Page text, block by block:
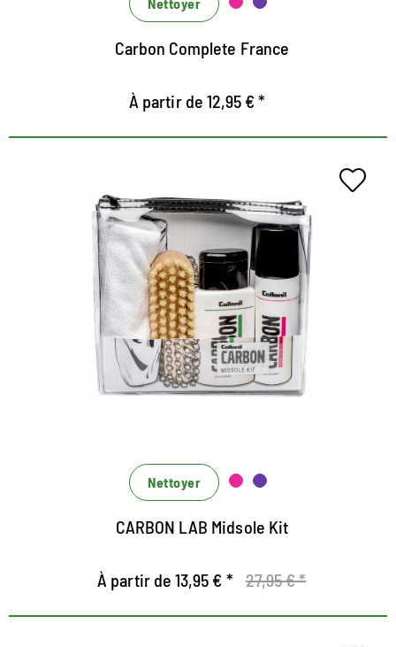
Carbon Complete France
À partir de 12,95 € *
Jeu de soins infirmiers pour la
semelle intermédiaire
Contient le nettoyeur de semelle intermédiaire et le
scellant intermédiaire de la série de laboratoires de
carbone
qu'un bloqueur de saleté
Nettoyer
CARBON LAB Midsole Kit
À partir de 13,95 € * 27,95 € *